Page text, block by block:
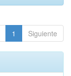
1 Siguiente